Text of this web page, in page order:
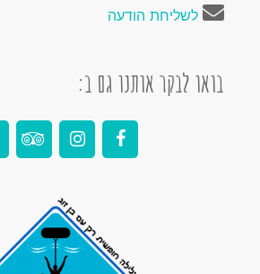
לשליחת הודעה
בואו לבקר אותנו גם ב: